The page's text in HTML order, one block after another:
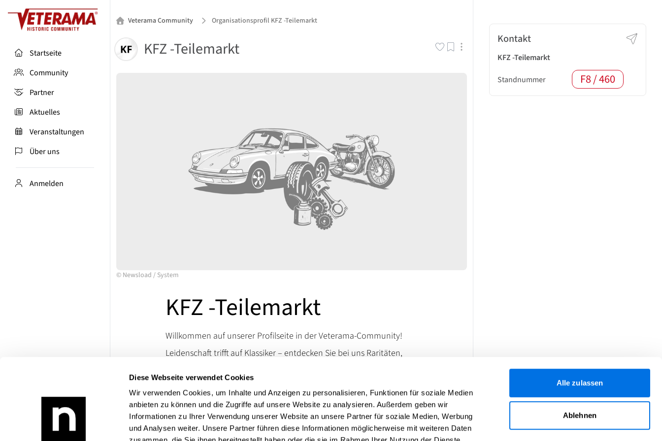
Diese Webseite verwendet Cookies
Wir verwenden Cookies, um Inhalte und Anzeigen zu personalisieren, Funktionen für soziale Medien
anbieten zu können und die Zugriffe auf unsere Website zu analysieren. Außerdem geben wir
Informationen zu Ihrer Verwendung unserer Website an unsere Partner für soziale Medien, Werbung
und Analysen weiter. Unsere Partner führen diese Informationen möglicherweise mit weiteren Daten
Alle zulassen
Ablehnen
Startseite
Community
Partner
Aktuelles
Veranstaltungen
Über uns
Anmelden
Veterama Community Organisationsprofil KFZ -Teilemarkt
KFZ -Teilemarkt
© Newsload / System
KFZ -Teilemarkt
Willkommen auf unserer Profilseite in der Veterama-Community!
Leidenschaft trifft auf Klassiker – entdecken Sie bei uns Raritäten,
lassen. Besuchen Sie uns auf der VETERAMA und tauchen Sie ein in
die Welt klassischen Raritäten.
Bei Rückfragen erreichen Sie uns über unsere Kontaktdaten.
Produktangebot:BMW R 75, Zündapp KS 750
Kontakt
KFZ -Teilemarkt
Standnummer F8 / 460